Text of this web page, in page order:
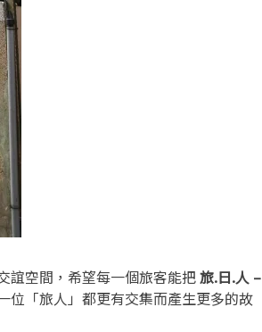
誼空間，希望每一個旅客能把旅.日.人 –
位「旅人」都更有交集而產生更多的故